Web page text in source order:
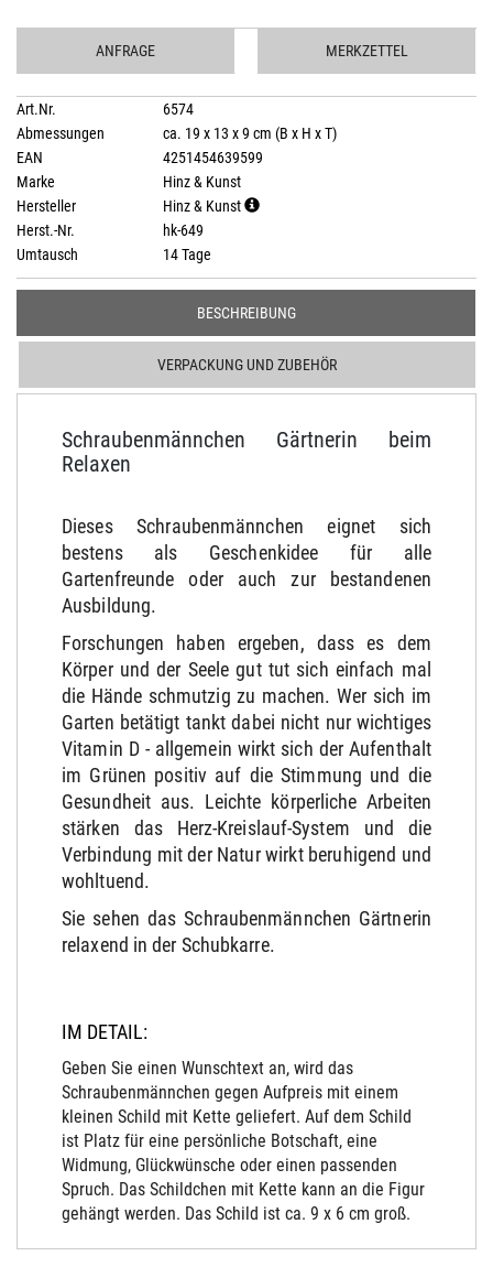
ANFRAGE MERKZETTEL
Art.Nr.
6574
Abmessungen
ca. 19 x 13 x 9 cm (B x H x T)
EAN
4251454639599
Marke
Hinz & Kunst
Hersteller
Hinz & Kunst
Herst.-Nr.
hk-649
Umtausch
14 Tage
BESCHREIBUNG
VERPACKUNG UND ZUBEHÖR
Schraubenmännchen Gärtnerin beim
Relaxen
Dieses Schraubenmännchen eignet sich
bestens als Geschenkidee für alle
Gartenfreunde oder auch zur bestandenen
Ausbildung.
Forschungen haben ergeben, dass es dem
Körper und der Seele gut tut sich einfach mal
die Hände schmutzig zu machen.Wer sich im
Garten betätigt tankt dabei nicht nur wichtiges
Vitamin D - allgemein wirkt sich der Aufenthalt
im Grünen positiv auf die Stimmung und die
Gesundheit aus. Leichte körperliche Arbeiten
stärken das Herz-Kreislauf-System und die
Verbindung mit der Natur wirkt beruhigend und
wohltuend.
Sie sehen das Schraubenmännchen Gärtnerin
relaxend in der Schubkarre.
IM DETAIL:
Geben Sie einen Wunschtext an, wird das
Schraubenmännchen gegen Aufpreis mit einem
kleinen Schild mit Kette geliefert. Auf dem Schild
ist Platz für eine persönliche Botschaft, eine
Widmung, Glückwünsche oder einen passenden
Spruch. Das Schildchen mit Kette kann an die Figur
gehängt werden. Das Schild ist ca. 9 x 6 cm groß.